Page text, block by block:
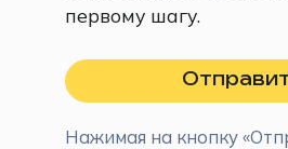
первому шагу.
Нажимая на кнопку